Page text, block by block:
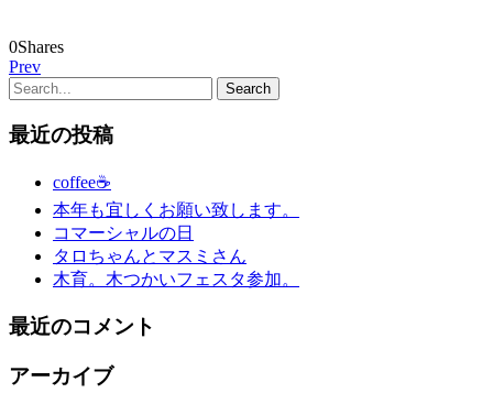
0Shares
Prev
最近の投稿
coffee☕
本年も宜しくお願い致します。
コマーシャルの日
タロちゃんとマスミさん
木育。木つかいフェスタ参加。
最近のコメント
アーカイブ